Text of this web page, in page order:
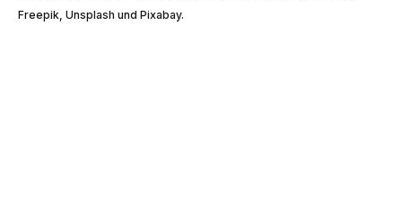
Freepik, Unsplash und Pixabay.